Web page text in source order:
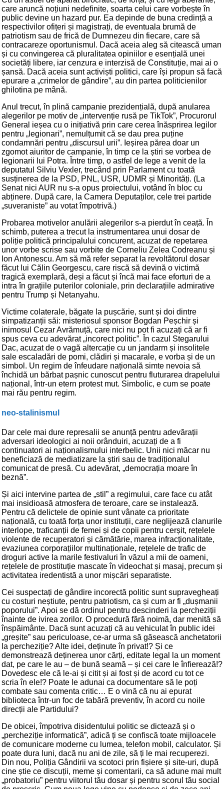
care aruncă noțiuni nedefinite, soarta celui care vorbește în
public devine un hazard pur. Ea depinde de buna credință a
respectivilor ofițeri și magistrați, de eventuala brumă de
patriotism sau de frică de Dumnezeu din fiecare, care să
contracareze oportunismul. Dacă aceia aleg să citească uman
și cu convingerea că pluralitatea opiniilor e esențială unei
societăți libere, iar cenzura e interzisă de Constituție, mai ai o
șansă. Dacă aceia sunt activiști politici, care își propun să facă
epurare a „crimelor de gândire”, au din partea politicienilor
ghilotina pe mână.
Anul trecut, în plină campanie prezidențială, după anularea
alegerilor pe motiv de „intervenție rusă pe TikTok”, Procurorul
General ieșea cu o inițiativă prin care cerea înăsprirea legilor
pentru „legionari”, nemulțumit că se dau prea puține
condamnări pentru „discursul urii”. Ieșirea părea doar un
zgomot aiuritor de campanie, în timp ce la știri se vorbea de
legionarii lui Potra. Între timp, o astfel de lege a venit de la
deputatul Silviu Vexler, trecând prin Parlament cu toată
susținerea de la PSD, PNL, USR, UDMR și Minorități. (La
Senat nici AUR nu s-a opus proiectului, votând în bloc cu
abținere. După care, la Camera Deputaților, cele trei partide
„suveraniste” au votat împotrivă.)
Probarea motivelor anulării alegerilor s-a pierdut în ceață. În
schimb, puterea a trecut la instrumentarea unui dosar de
poliție politică principalului concurent, acuzat de repetarea
unor vorbe scrise sau vorbite de Corneliu Zelea Codreanu și
Ion Antonescu. Am să mă refer separat la revoltătorul dosar
făcut lui Călin Georgescu, care riscă să devină o victimă
tragică exemplară, deși a făcut și încă mai face eforturi de a
intra în grațiile puterilor coloniale, prin declarațiile admirative
pentru Trump și Netanyahu.
Victime colaterale, băgate la pușcărie, sunt și doi dintre
simpatizanții săi: misteriosul sponsor Bogdan Peșchir și
inimosul Cezar Avrămuță, care nici nu pot fi acuzați că ar fi
spus ceva cu adevărat „incorect politic”. În cazul Stegarului
Dac, acuzat de o vagă altercație cu un jandarm și insolitele
sale escaladări de pomi, clădiri și macarale, e vorba și de un
simbol. Un regim de înfeudare națională simte nevoia să
închidă un bărbat pașnic cunoscut pentru fluturarea drapelului
național, într-un etern protest mut. Simbolic, e cum se poate
mai rău pentru regim.
neo-stalinismul
Dar cele mai dure represalii se anunță pentru adevărații
adversari ideologici ai noii orânduiri, acuzați de a fi
continuatori ai naționalismului interbelic. Unii nici măcar nu
beneficiază de mediatizare la știri sau de tradiționalul
comunicat de presă. Cu adevărat, „democrația moare în
beznă”.
Și aici intervine partea de „stil” a regimului, care face cu atât
mai insidioasă atmosfera de teroare, care se instalează.
Pentru că delictele de opinie sunt vânate ca prioritate
națională, cu toată forța unor instituții, care neglijează clanurile
interlope, traficanții de femei și de copii pentru cerșit, rețelele
violente de recuperatori și cămătărie, marea infracționalitate,
evaziunea corporațiilor multinaționale, rețelele de trafic de
droguri active la marile festivaluri în văzul a mii de oameni,
rețelele de prostituție mascate în videochat și masaj, precum și
activitatea iredentistă a unor mișcări separatiste.
Cei suspectați de gândire incorectă politic sunt supravegheați
cu costuri neștiute, pentru patriotism, ca și cum ar fi „dușmanii
poporului”. Apoi se dă ordinul pentru descinderi la percheziții
înainte de ivirea zorilor. O procedură fără noimă, dar menită să
înspăimânte. Dacă sunt acuzați că au vehiculat în public idei
„greșite” sau periculoase, ce-ar urma să găsească anchetatorii
la percheziție? Alte idei, deținute în privat!? Și ce
demonstrează deținerea unor cărți, editate legal la un moment
dat, pe care le au – de bună seamă – și cei care le înfierează!?
Dovedesc ele că le-ai și citit și ai fost și de acord cu tot ce
scria în ele!? Poate le adunai ca documentare să le poți
combate sau comenta critic… E o vină că nu ai epurat
biblioteca într-un foc de tabără preventiv, în acord cu noile
direcții ale Partidului?
De obicei, împotriva disidentului politic se dictează și o
„percheziție informatică”, adică ți se confiscă toate mijloacele
de comunicare moderne cu lumea, telefon mobil, calculator. Și
poate dura luni, dacă nu ani de zile, să ți le mai recuperezi.
Din nou, Poliția Gândirii va scotoci prin fișiere și site-uri, după
cine știe ce discuții, meme și comentarii, ca să adune mai mult
„probatoriu” pentru viitorul tău dosar și pentru scorul tău social